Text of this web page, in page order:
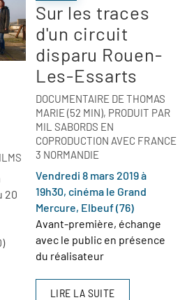
20
Sur les traces
d'un circuit
disparu Rouen-
Les-Essarts
DOCUMENTAIRE DE THOMAS
MARIE (52 MIN), PRODUIT PAR
MIL SABORDS EN
COPRODUCTION AVEC FRANCE
3 NORMANDIE
Vendredi 8 mars 2019 à
19h30, cinéma le Grand
Mercure, Elbeuf (76)
Avant-première, échange
avec le public en présence
du réalisateur
LIRE LA SUITE